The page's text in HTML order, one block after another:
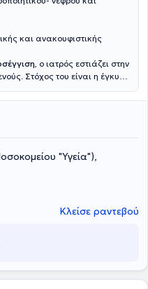
και ανακουφιστικής
, ο ιατρός εστιάζει στην
Στόχος του είναι η έγκυρη
βέλτιστη δυνατή ποιότητα
"Υγεία"),
Κλείσε ραντεβού